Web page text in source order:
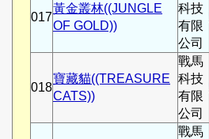
017
黃金叢林((JUNGLE
OF GOLD))
科技
有限
公司
018
寶藏貓((TREASURE
CATS))
戰馬
科技
有限
公司
戰馬